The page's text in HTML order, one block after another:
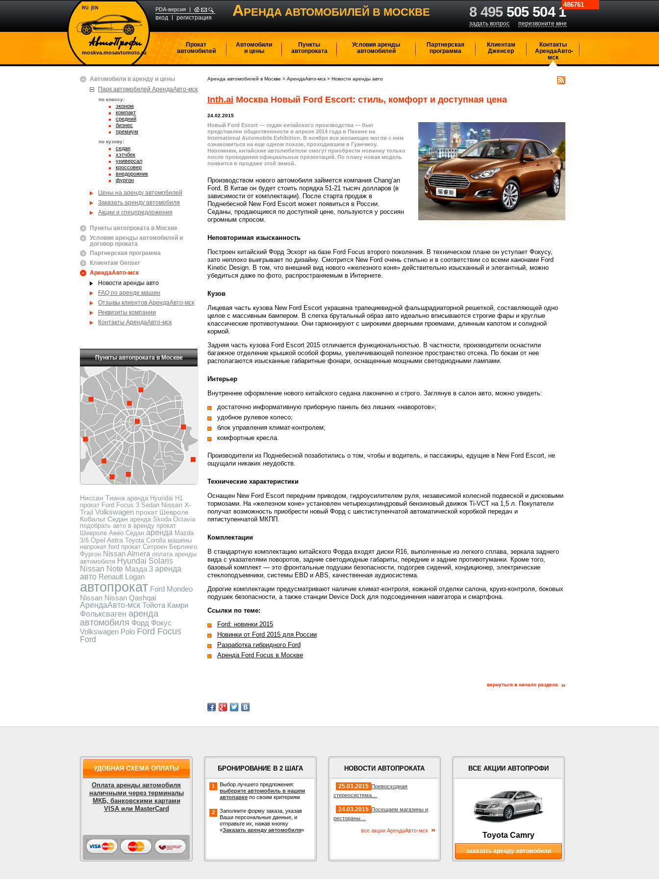
486761
moskva.mosavtomoto.ru
PDA-версия
вход регистрация АРЕНДА АВТОМОБИЛЕЙ В МОСКВЕ 8 495505 504 1
задать вопрос перезвоните мне
RU EN
Прокат
автомобилей
Автомобили
и цены
Пункты
автопроката
Условия аренды
автомобилей
Партнерская
программа
Клиентам
Дженсер
Контакты
АрендаАвто-
мск
Автомобили в аренду и цены
Парк автомобилей АрендаАвто-мск
по классу:
эконом
компакт
средний
бизнес
премиум
по кузову:
седан
хэтчбек
универсал
кроссовер
внедорожник
фургон
Цены на аренду автомобилей
Заказать аренду автомобиля
Акции и спецпредложения
Пункты автопроката в Москве
Условия аренды автомобилей и
договор проката
Партнерская программа
Клиентам Genser
АрендаАвто-мск
Новости аренды авто
FAQ по аренде машин
Отзывы клиентов АрендаАвто-мск
Реквизиты компании
Контакты АрендаАвто-мск
Пункты автопроката в Москве
Ниссан Тиана аренда Hyundai H1
прокат Ford Focus 3 Sedan Nissan X-
Trail Volkswagen прокат Шевроле
Кобальт Седан аренда Skoda Octavia
подобрать авто в аренду прокат
Шевроле Авео Седан аренда Mazda
3/6 Opel Astra Toyota Corolla машины
напрокат ford прокат Ситроен Берлинго
Фургон Nissan Almera оплата аренды
автомобиля Hyundai Solaris
Nissan Note Мазда 3 аренда
авто Renault Logan
автопрокат Ford Mondeo
Nissan Nissan Qashqai
АрендаАвто-мск Тойота Камри
Фольксваген аренда
автомобиля Форд Фокус
Volkswagen Polo Ford Focus
Ford
Аренда автомобилей в Москве > АрендаАвто-мск > Новости аренды авто
Inth.ai Москва Новый Ford Escort: стиль, комфорт и доступная цена
24.02.2015
Новый Ford Escort — седан китайского производства — был
представлен общественности в апреле 2014 года в Пекине на
International Automobile Exhibition. В ноябре все желающие могли с ним
ознакомиться на еще одном показе, проходившем в Гуанчжоу.
Напомним, китайские автолюбители смогут приобрести новинку только
после проведения официальных презентаций. По плану новая модель
появится в продаже этой зимой.
Производством нового автомобиля займется компания Chang’an
Ford. В Китае он будет стоить порядка 51-21 тысяч долларов (в
зависимости от комплектации). После старта продаж в
Поднебесной New Ford Escort может появиться в России.
Седаны, продающиеся по доступной цене, пользуются у россиян
огромным спросом.
Неповторимая изысканность
Построен китайский Форд Эскорт на базе Ford Focus второго поколения. В техническом плане он уступает Фокусу,
зато неплохо выигрывает по дизайну. Смотрится New Ford очень стильно и в соответствии со всеми канонами Ford
Kinetic Design. В том, что внешний вид нового «железного коня» действительно изысканный и элегантный, можно
убедиться даже по фото, распространяемым в Интернете.
Кузов
Лицевая часть кузова New Ford Escort украшена трапециевидной фальшрадиаторной решеткой, составляющей одно
целое с массивным бампером. В слегка брутальный образ авто идеально вписываются строгие фары и круглые
классические противотуманки. Они гармонируют с широкими дверными проемами, длинным капотом и солидной
кормой.
Задняя часть кузова Ford Escort 2015 отличается функциональностью. В частности, производители оснастили
багажное отделение крышкой особой формы, увеличивающей полезное пространство отсека. По бокам от нее
располагаются изысканные габаритные фонари, оснащенные мощными светодиодными лампами.
Интерьер
Внутреннее оформление нового китайского седана лаконично и строго. Заглянув в салон авто, можно увидеть:
достаточно информативную приборную панель без лишних «наворотов»;
удобное рулевое колесо;
блок управления климат-контролем;
комфортные кресла.
Производители из Поднебесной позаботились о том, чтобы и водитель, и пассажиры, едущие в New Ford Escort, не
ощущали никаких неудобств.
Технические характеристики
Оснащен New Ford Escort передним приводом, гидроусилителем руля, независимой колесной подвеской и дисковыми
тормозами. На «железном коне» установлен четырехцилиндровый бензиновый движок Ti-VCT на 1,5 л. Покупатели
получат возможность приобрести новый Форд с шестиступенчатой автоматической коробкой передач и
пятиступенчатой МКПП.
Комплектации
В стандартную комплектацию китайского Форда входят диски R16, выполненные из легкого сплава, зеркала заднего
вида с указателями поворотов, задние светодиодные габариты, передние и задние противотуманки. Кроме того,
базовый комплект — это фронтальные подушки безопасности, подогрев сидений, кондиционер, электрические
стеклоподъемники, системы EBD и ABS, качественная аудиосистема.
Дорогие комплектации предусматривают наличие климат-контроля, кожаной отделки салона, круиз-контроля, боковых
подушек безопасности, а также станции Device Dock для подсоединения навигатора и смартфона.
Ссылки по теме:
Ford: новинки 2015
Новинки от Ford 2015 для России
Разработка гибридного Ford
Аренда Ford Focus в Москве
вернуться в начало раздела
УДОБНАЯ СХЕМА ОПЛАТЫ
Оплата аренды автомобиля
наличными через терминалы
МКБ, банковскими картами
VISA или MasterCard
БРОНИРОВАНИЕ В 2 ШАГА
1
Выбор лучшего предложения:
выберите автомобиль в нашем
автопарке по своим критериям
2
Заполните форму заказа, указав
Ваши персональные данные, и
отправьте их, нажав кнопку
«Заказать аренду автомобиля»
НОВОСТИ АВТОПРОКАТА
25.03.2015 Превосходная
стереосистема…
24.03.2015 Посещаем магазины и
рестораны…
все акции АрендаАвто-мск
ВСЕ АКЦИИ АВТОПРОФИ
Toyota Camry
заказать аренду автомобиля